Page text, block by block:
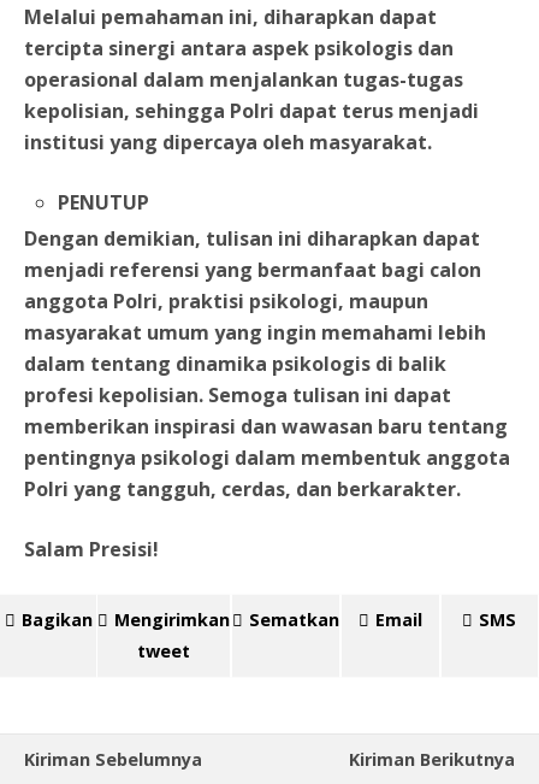
Melalui pemahaman ini, diharapkan dapat
tercipta sinergi antara aspek psikologis dan
operasional dalam menjalankan tugas-tugas
kepolisian, sehingga Polri dapat terus menjadi
institusi yang dipercaya oleh masyarakat.
PENUTUP
Dengan demikian, tulisan ini diharapkan dapat
menjadi referensi yang bermanfaat bagi calon
anggota Polri, praktisi psikologi, maupun
masyarakat umum yang ingin memahami lebih
dalam tentang dinamika psikologis di balik
profesi kepolisian. Semoga tulisan ini dapat
memberikan inspirasi dan wawasan baru tentang
pentingnya psikologi dalam membentuk anggota
Polri yang tangguh, cerdas, dan berkarakter.
Salam Presisi!
Bagikan
Mengirimkan
tweet
Sematkan Email SMS
Kiriman Sebelumnya
Kiriman Berikutnya